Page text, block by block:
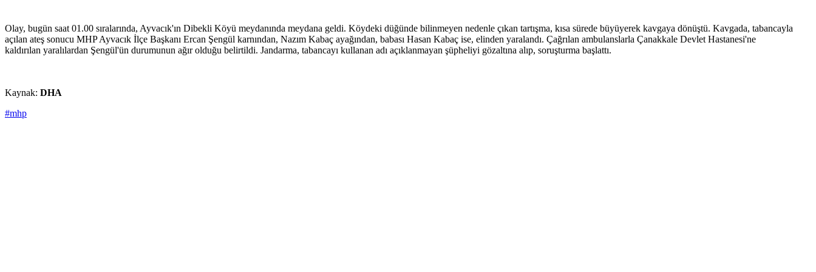
Olay, bugün saat 01.00 sıralarında, Ayvacık'ın Dibekli Köyü meydanında meydana geldi. Köydeki düğünde bilinmeyen nedenle çıkan tartışma, kısa sürede büyüyerek kavgaya dönüştü. Kavgada, tabancayla
açılan ateş sonucu MHP Ayvacık İlçe Başkanı Ercan Şengül karnından, Nazım Kabaç ayağından, babası Hasan Kabaç ise, elinden yaralandı. Çağrılan ambulanslarla Çanakkale Devlet Hastanesi'ne
kaldırılan yaralılardan Şengül'ün durumunun ağır olduğu belirtildi. Jandarma, tabancayı kullanan adı açıklanmayan şüpheliyi gözaltına alıp, soruşturma başlattı.
Kaynak: DHA
#mhp